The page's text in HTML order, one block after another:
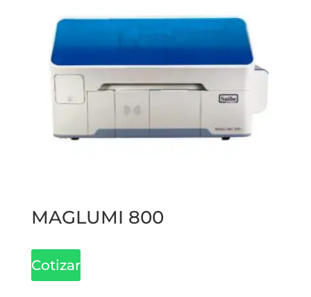
MAGLUMI 800
Cotizar